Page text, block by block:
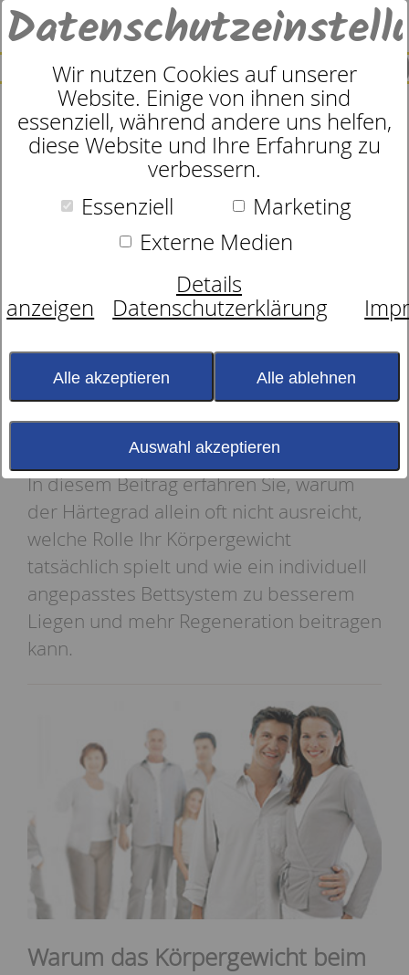
SUCHE
0
Welche Matratze passt zu
meinem Gewicht? So liegen Sie
ergonomisch richtig
Ob leicht, zierlich, groß oder kräftig: Für
erholsamen Schlaf braucht jeder Mensch
eine Schlaflösung, die zum eigenen
das Gewicht allein, sondern das
Zusammenspiel aus Körperform,
Schlafposition, Druckempfinden,
Matratze und Unterfederung.
In diesem Beitrag erfahren Sie, warum
der Härtegrad allein oft nicht ausreicht,
welche Rolle Ihr Körpergewicht
tatsächlich spielt und wie ein individuell
angepasstes Bettsystem zu besserem
Liegen und mehr Regeneration beitragen
kann.
Warum das Körpergewicht beim
Wir nutzen Cookies auf unserer
Website. Einige von ihnen sind
essenziell, während andere uns helfen,
diese Website und Ihre Erfahrung zu
verbessern.
Essenziell
Marketing
Externe Medien
Details
anzeigen
Datenschutzerklärung
Alle akzeptieren Alle ablehnen
Auswahl akzeptieren